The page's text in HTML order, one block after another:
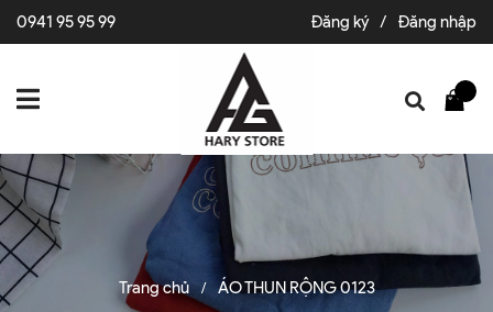
0941 95 95 99 Đăng ký / Đăng nhập
Trang chủ / ÁO THUN RỘNG 0123